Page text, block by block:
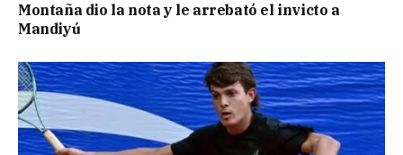
Montaña dio la nota y le arrebató el invicto a
Mandiyú